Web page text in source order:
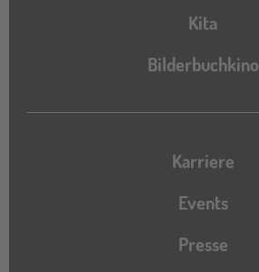
Kita
Bilderbuchkino
Karriere
Events
Presse